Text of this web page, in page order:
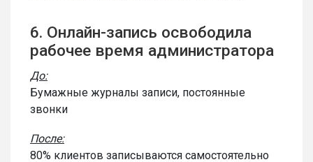
6. Онлайн-запись освободила
рабочее время администратора
До:
Бумажные журналы записи, постоянные
звонки
После:
80% клиентов записываются самостоятельно